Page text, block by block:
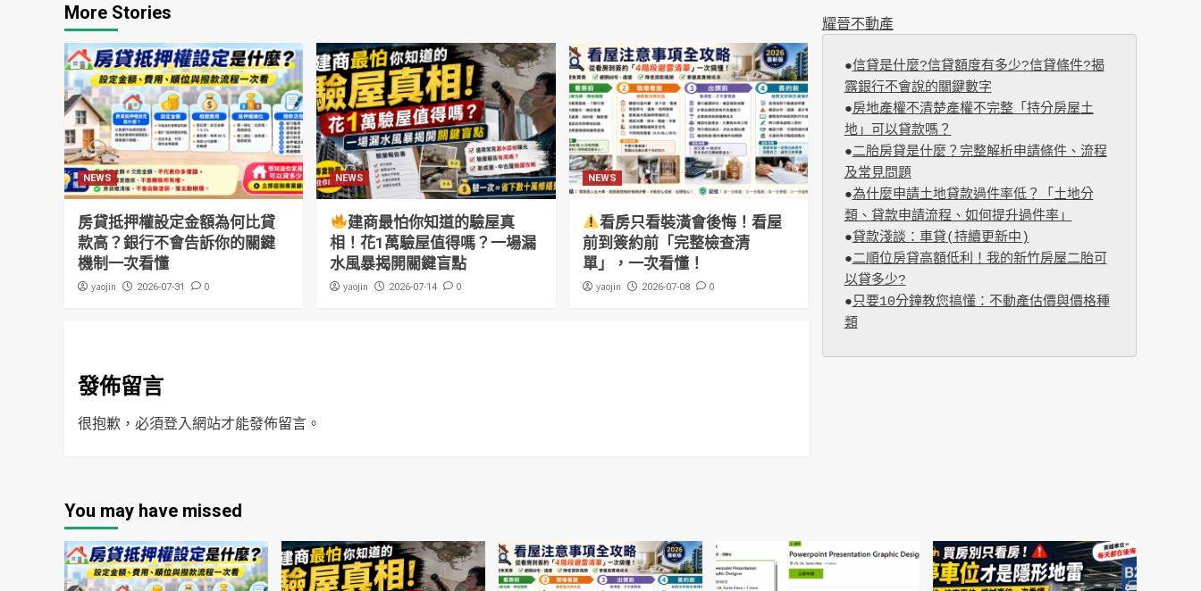
More Stories
NEWS
房貸抵押權設定金額為何比貸
款高？銀行不會告訴你的關鍵
機制一次看懂
yaojin 2026-07-31 0
NEWS
建商最怕你知道的驗屋真
相！花1萬驗屋值得嗎？一場漏
水風暴揭開關鍵盲點
yaojin 2026-07-14 0
NEWS
看房只看裝潢會後悔！看屋
前到簽約前「完整檢查清
單」，一次看懂！
yaojin 2026-07-08 0
發佈留言
很抱歉，必須登入 網站才能發佈留言。
耀晉不動產
●信貸是什麼?信貸額度有多少?信貸條件?揭
露銀行不會說的關鍵數字
●房地產權不清楚產權不完整「持分房屋土
地」可以貸款嗎？
●二胎房貸是什麼？完整解析申請條件、流程
及常見問題
●為什麼申請土地貸款過件率低？「土地分
類、貸款申請流程、如何提升過件率」
●貸款淺談：車貸(持續更新中)
●二順位房貸高額低利！我的新竹房屋二胎可
以貸多少?
●只要10分鐘教您搞懂：不動產估價與價格種
類
You may have missed